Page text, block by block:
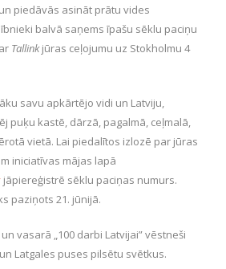
piedāvās asināt prātu vides
balvā saņems īpašu sēklu paciņu
Tallinkjūras ceļojumu uz Stokholmu 4
savu apkārtējo vidi un Latviju,
puķu kastē, dārzā, pagalmā, ceļmalā,
vietā. Lai piedalītos izlozē par jūras
iniciatīvas mājas lapā
jāpiereģistrē sēklu paciņas numurs.
paziņots 21. jūnijā.
vasarā „100 darbi Latvijai” vēstneši
Latgales puses pilsētu svētkus.